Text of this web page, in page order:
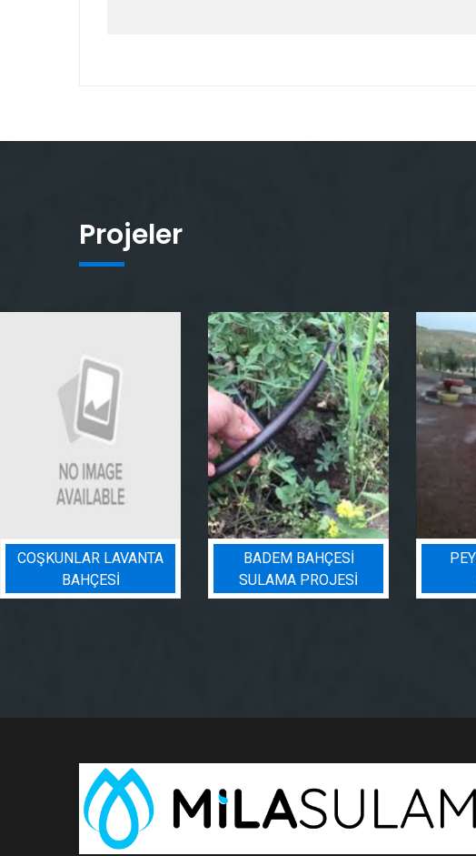
Projeler
BADEM BAHÇESI
SULAMA PROJESI
PEYZAJ SULAMA
PROJESI